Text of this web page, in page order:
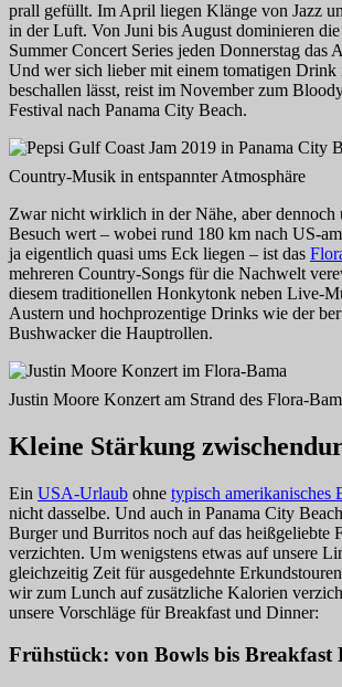
prall gefüllt. Im April liegen Klänge von Jazz
in der Luft. Von Juni bis August dominieren die
Summer Concert Series jeden Donnerstag das
Und wer sich lieber mit einem tomatigen Drink
beschallen lässt, reist im November zum
Festival nach Panama City Beach.
Country-Musik in entspannter Atmosphäre
Zwar nicht wirklich in der Nähe, aber dennoch
Besuch wert – wobei rund 180 km nach US-
ja eigentlich quasi ums Eck liegen – ist das
mehreren Country-Songs für die Nachwelt
diesem traditionellen Honkytonk neben Live-
Austern und hochprozentige Drinks wie der
Bushwacker die Hauptrollen.
Justin Moore Konzert am Strand des Flora-
Kleine Stärkung
Ein USA-Urlaub ohne typisch amerikanisches
nicht dasselbe. Und auch in Panama City
Burger und Burritos noch auf das heißgeliebte
verzichten. Um wenigstens etwas auf unsere
gleichzeitig Zeit für ausgedehnte
wir zum Lunch auf zusätzliche Kalorien
unsere Vorschläge für Breakfast und Dinner:
Frühstück: von Bowls bis Breakfast